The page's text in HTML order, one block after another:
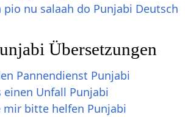
pio nu salaah do Punjabi Deutsch
Übersetzungen
Pannendienst Punjabi
einen Unfall Punjabi
mir bitte helfen Punjabi